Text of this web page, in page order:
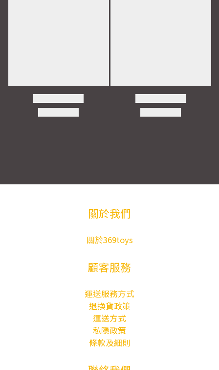
關於我們
關於369toys
顧客服務
運送服務方式
退換貨政策
運送方式
私隱政策
條款及細則